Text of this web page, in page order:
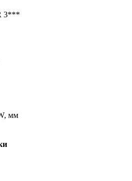
3***
мм